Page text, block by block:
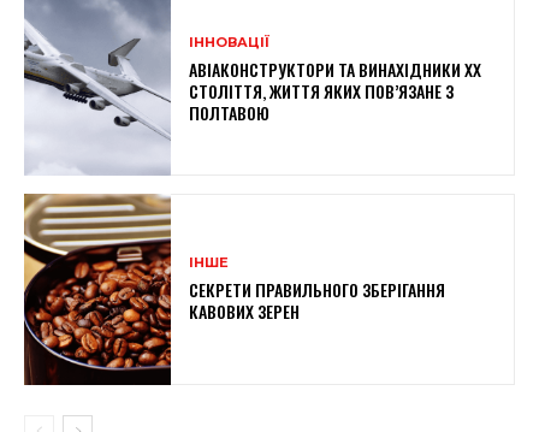
ІННОВАЦІЇ
АВІАКОНСТРУКТОРИ ТА ВИНАХІДНИКИ XX
СТОЛІТТЯ, ЖИТТЯ ЯКИХ ПОВ’ЯЗАНЕ З
ПОЛТАВОЮ
ІНШЕ
СЕКРЕТИ ПРАВИЛЬНОГО ЗБЕРІГАННЯ
КАВОВИХ ЗЕРЕН